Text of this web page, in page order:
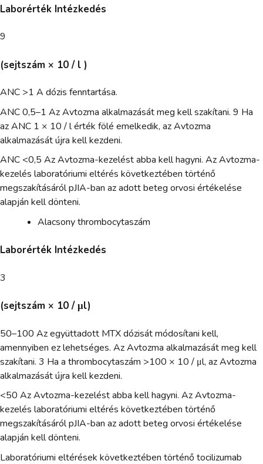
Laborérték Intézkedés
9
(sejtszám × 10 / l )
ANC >1 A dózis fenntartása.
ANC 0,5–1 Az Avtozma alkalmazását meg kell szakítani. 9 Ha
az ANC 1 × 10 / l érték fölé emelkedik, az Avtozma
alkalmazását újra kell kezdeni.
ANC <0,5 Az Avtozma-kezelést abba kell hagyni. Az Avtozma-
kezelés laboratóriumi eltérés következtében történő
megszakításáról pJIA-ban az adott beteg orvosi értékelése
alapján kell dönteni.
Alacsony thrombocytaszám
Laborérték Intézkedés
3
(sejtszám × 10 / μl)
50–100 Az együttadott MTX dózisát módosítani kell,
amennyiben ez lehetséges. Az Avtozma alkalmazását meg kell
szakítani. 3 Ha a thrombocytaszám >100 × 10 / μl, az Avtozma
alkalmazását újra kell kezdeni.
<50 Az Avtozma-kezelést abba kell hagyni. Az Avtozma-
kezelés laboratóriumi eltérés következtében történő
megszakításáról pJIA-ban az adott beteg orvosi értékelése
alapján kell dönteni.
Laboratóriumi eltérések következtében történő tocilizumab